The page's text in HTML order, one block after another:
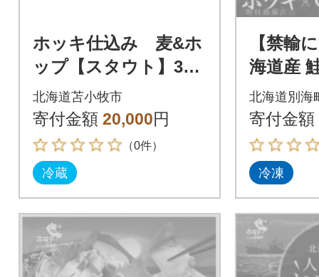
ホッキ仕込み 麦&ホ
ップ【スタウト】330
ml×6本
北海道苫小牧市
寄付金額 20,000円
（0件）
冷蔵
【禁輸
海道産
漬け
貝 1kg
鮮
北海道別海
寄付金額
冷凍